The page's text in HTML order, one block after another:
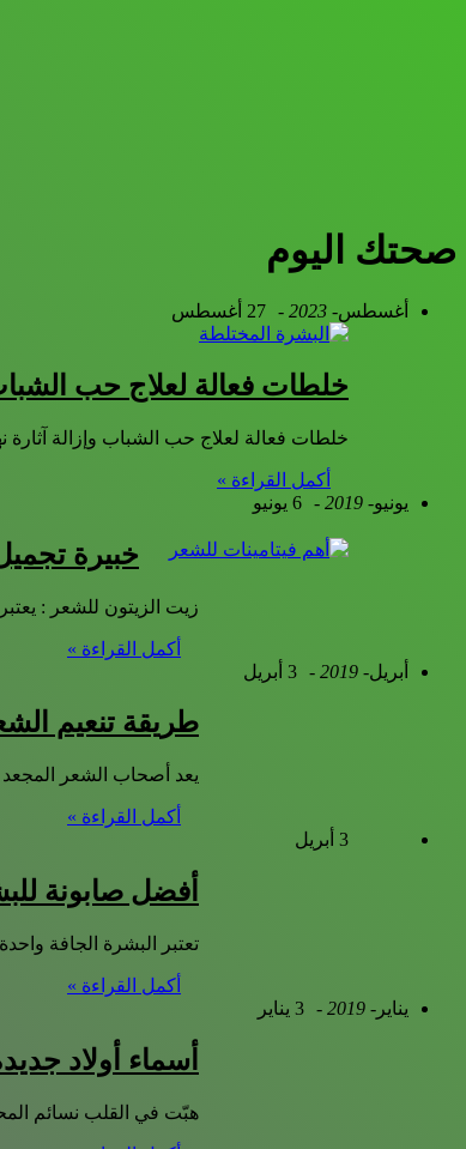
صحتك اليوم
أغسطس- 2023 - 27 أغسطس
خلطات فعالة لعلاج حب الشباب
خلطات فعالة لعلاج حب الشباب وإزالة آثارة
أكمل القراءة »
يونيو- 2019 - 6 يونيو
خبيرة
زيت الزيتون للشعر :
أكمل القراءة »
أبريل- 2019 - 3 أبريل
طريقة تنعيم
يعد أصحاب الشعر المجعد
أكمل القراءة »
3 أبريل
أفضل صابونة
تعتبر البشرة الجافة
أكمل القراءة »
يناير - 2019 - 3 يناير
أسماء أولاد جديدة
هبّت في القلب نسائم المحبة